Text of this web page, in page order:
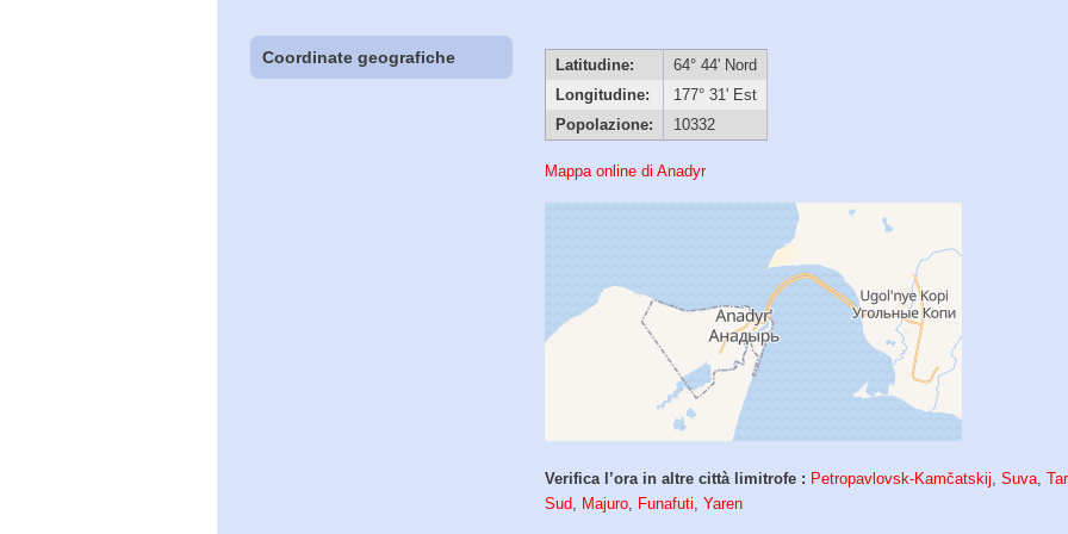
Coordinate geografiche Latitudine:
64° 44' Nord
Longitudine:
177° 31' Est
Popolazione:
10332
Mappa online di Anadyr
Verifica l’ora in altre città limitrofe : Petropavlovsk-Kamčatskij,Suva,
Sud, Majuro, Funafuti,Yaren